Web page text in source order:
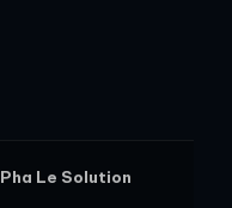
Pha Le Solution